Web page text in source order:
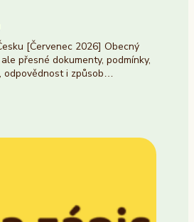
[Červenec 2026] Obecný
přesné dokumenty, podmínky,
odpovědnost i způsob…